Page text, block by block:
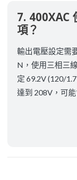
7. 400XAC
項？
輸出電壓設定需
N，使用三相三
定 69.2V (120/
達到 208V，可